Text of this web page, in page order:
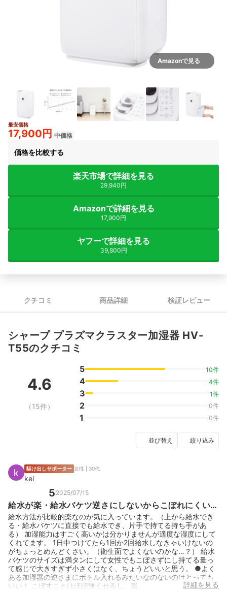
Amazonで見る
最安価格
17,900円 中価格
価格を比較する
楽天市場で詳細を見る
29,940円
Amazonで詳細を見る
17,900円
ヤフーで詳細を見る
39,800円
クチコミ 商品詳細 検証レビュー
シャープ プラズマクラスター加湿器 HV-
T55のクチコミ
4.6
（15件）
5 10件
4 4件
3 1件
2 0件
1 0件
並び替え 絞り込み
駆け出しサポーター 女性 | 30代
kei
5 2025/07/15
給水が楽・給水バケツ逆さにしないからこぼれにくい・
1日1.2回の給水必要・もっと長い時間持つと嬉しい
給水方法が比較的楽なのが気に入っています。（上から給水でき
る・給水バケツに直接でも給水でき、片手で持てる持ち手があ
る） 加湿能力はすごく高いかは分かりませんが適度な湿度にして
くれてます。 1日中つけてたら1回か2回給水しなきゃいけないの
がちょっとめんどくさい。（衛生面でよくないのかな…？） 給水
バケツのサイズは満タンにして女性でもこぼさずにし持てる量っ
て感じで大きすぎず小さくはなく、ちょうどいいと思う。 ●よく
ある加湿器の逆さまにボトル入れるみたいなのないのはとっても
いい！ こぼすことはほぼ無くせるし、楽。
詳細を見る